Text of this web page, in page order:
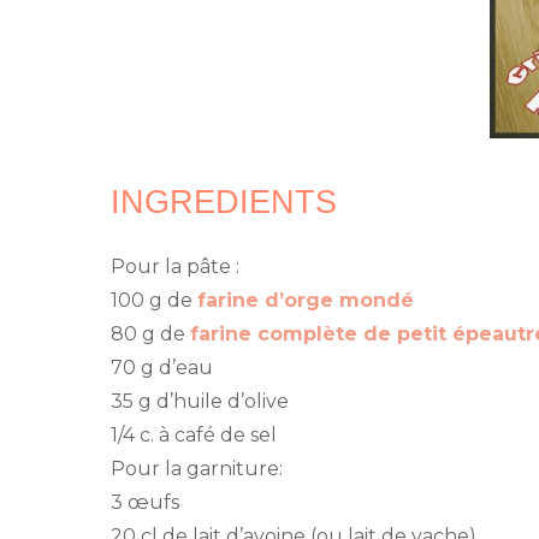
INGREDIENTS
Pour la pâte :
100 g de farine d’orge mondé
80 g de farine complète de petit
70 g d’eau
35 g d’huile d’olive
1/4 c. à café de sel
Pour la garniture:
3 œufs